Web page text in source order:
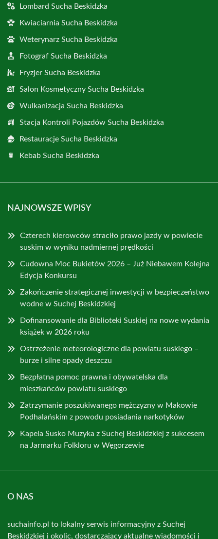
Lombard Sucha Beskidzka
Kwiaciarnia Sucha Beskidzka
Weterynarz Sucha Beskidzka
Fotograf Sucha Beskidzka
Fryzjer Sucha Beskidzka
Salon Kosmetyczny Sucha Beskidzka
Wulkanizacja Sucha Beskidzka
Stacja Kontroli Pojazdów Sucha Beskidzka
Restauracje Sucha Beskidzka
Kebab Sucha Beskidzka
NAJNOWSZE WPISY
Czterech kierowców straciło prawo jazdy w powiecie
suskim w wyniku nadmiernej prędkości
Cudowna Moc Bukietów 2026 – Już Niebawem Kolejna
Edycja Konkursu
Zakończenie strategicznej inwestycji w bezpieczeństwo
wodne w Suchej Beskidzkiej
Dofinansowanie dla Biblioteki Suskiej na nowe wydania
książek w 2026 roku
Ostrzeżenie meteorologiczne dla powiatu suskiego –
burze i silne opady deszczu
Bezpłatna pomoc prawna i obywatelska dla
mieszkańców powiatu suskiego
Zatrzymanie poszukiwanego mężczyzny w Makowie
Podhalańskim z powodu posiadania narkotyków
Kapela Susko Muzyka z Suchej Beskidzkiej z sukcesem
na Jarmarku Folkloru w Węgorzewie
O NAS
suchainfo.pl to lokalny serwis informacyjny z Suchej
Beskidzkiej i okolic, dostarczający aktualne wiadomości i